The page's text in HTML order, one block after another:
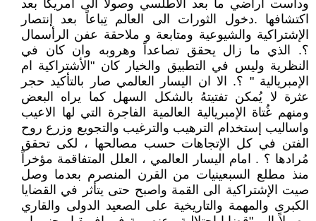
وداست اراضي ما بعد الأطلسي وصولاً الى امريكا بعد
اكتشافها .دخول الثورات الى العالم تِباعاً بعد إنتصار
الإشتراكية والشيوعية ومتابعة و ملاحقة عفن الرأسمال
؟. الذي ما زال يحقق تصاعداً وهروبه وان كان في
النظرية وليس في التطبيق والخيار كان "الأشتراكية ام
الإمبريالية " ؟. الا ان اليسار العالمي صار بالتأكيد حجر
عثرة لا يُمكن تفتيتهُ بالشكل السهل كما يراه البعض
ومنهم غُتاة الإمبريالية العالمية الفاجرة التي لها الاعيب
واساليب إستخدام الترهيب والترغيب والتجويع وزرع روح
الفتن في كل الإتجاهات حسب مصالحها ، لكى تحقق
مُرادها ؟ . امام اليسار العالمي ، العلل المتفاقمة مؤخراً
منذ مطلع السبعينيات من القرن المنصرم بعدما وصل
صيت الإشتراكية الى القمة واصبح حتى يتأثر في القضايا
الكبرى والمهمة والتاريخية على الصعيد الدولى والقاري